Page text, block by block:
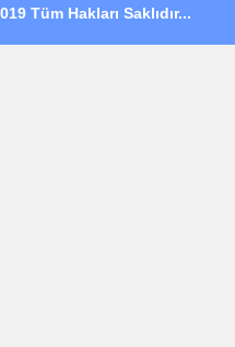
Tüm Hakları Saklıdır...